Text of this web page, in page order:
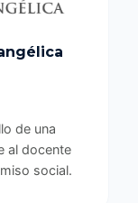
de una
al docente
social.